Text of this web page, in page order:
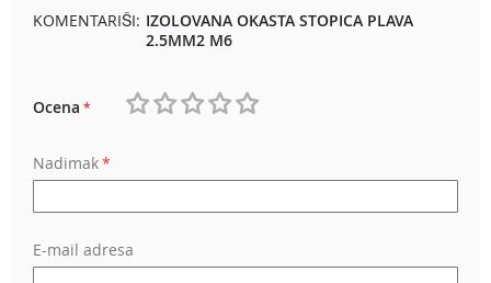
KOMENTARIŠI: IZOLOVANA OKASTA STOPICA PLAVA
2.5MM2 M6
Ocena
Nadimak
E-mail adresa